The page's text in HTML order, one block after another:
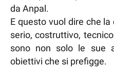
da Anpal.
E questo vuol dire che
serio, costruttivo,
sono non solo le sue
obiettivi che si prefigge.